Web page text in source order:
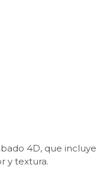
4D, que incluye
y textura.